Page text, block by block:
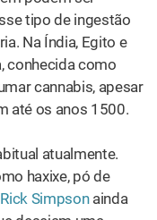
em casos de
de 1:1
imunes como a
A história das
vez que aquelas
das farmácias
sublinguais